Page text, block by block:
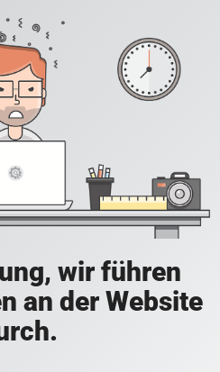
wir führen
an der Website